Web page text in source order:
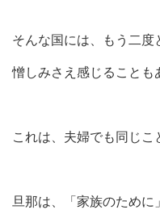
そんな国には、もう二度
憎しみさえ感じることも
これは、夫婦でも同じこ
旦那は、「家族のために